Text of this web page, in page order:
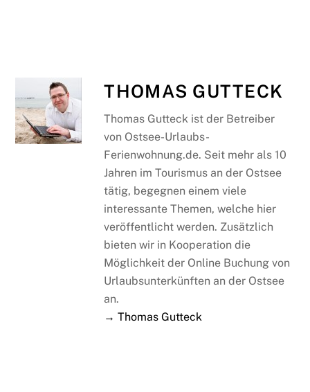
THOMAS GUTTECK
Thomas Gutteck ist der Betreiber
von Ostsee-Urlaubs-
Ferienwohnung.de. Seit mehr als 10
Jahren im Tourismus an der Ostsee
tätig, begegnen einem viele
interessante Themen, welche hier
veröffentlicht werden. Zusätzlich
bieten wir in Kooperation die
Möglichkeit der Online Buchung von
Urlaubsunterkünften an der Ostsee
an.
→ Thomas Gutteck